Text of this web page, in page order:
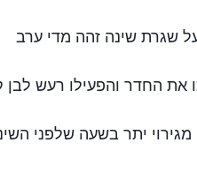
שגרת שינה זהה מדי ערב
את החדר והפעילו רעש לבן
מגירוי יתר בשעה שלפני